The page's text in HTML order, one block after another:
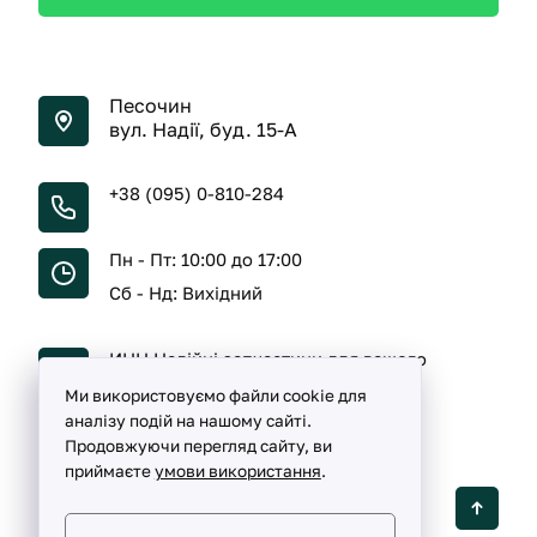
Песочин
вул. Надії, буд. 15-А
+38 (095) 0-810-284
Пн - Пт: 10:00 до 17:00
Сб - Нд: Вихідний
ИНН Надійні запчастини для вашого
Ми використовуємо файли cookie для
аналізу подій на нашому сайті.
Продовжуючи перегляд сайту, ви
приймаєтеумови використання.